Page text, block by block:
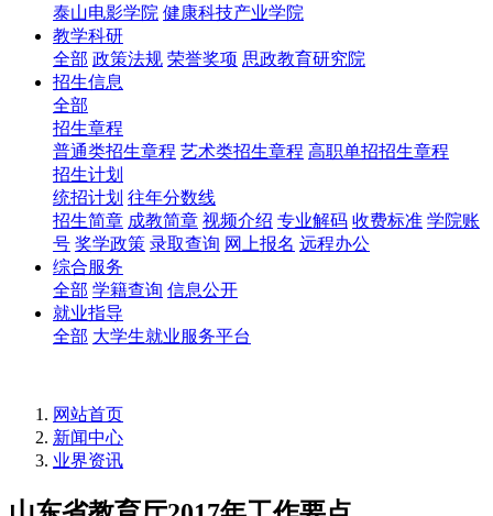
泰山电影学院 健康科技产业学院
教学科研
全部 政策法规 荣誉奖项 思政教育研究院
招生信息
全部
招生章程
普通类招生章程 艺术类招生章程 高职单招招生章程
招生计划
统招计划 往年分数线
招生简章 成教简章 视频介绍 专业解码 收费标准 学院账
号 奖学政策 录取查询 网上报名 远程办公
综合服务
全部 学籍查询 信息公开
就业指导
全部 大学生就业服务平台
网站首页
新闻中心
业界资讯